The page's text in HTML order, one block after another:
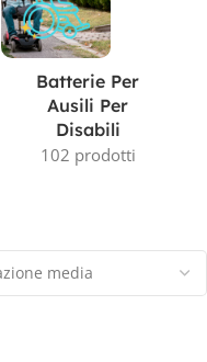
Batterie Per
Ausili Per
Disabili
102 prodotti